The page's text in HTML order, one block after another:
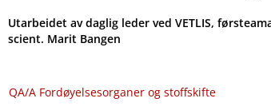
Utarbeidet av daglig leder ved VETLIS,
scient. Marit Bangen
QA​/​A Fordøyelsesorganer og stoffskifte